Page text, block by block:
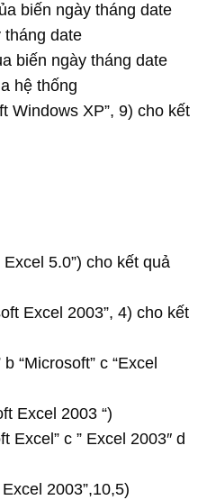
biến ngày tháng date
tháng date
biến ngày tháng date
hệ thống
Windows XP”, 9) cho kết
5.0”) cho kết quả
Excel 2003”, 4) cho kết
“Microsoft” c “Excel
Excel 2003 “)
Excel” c ” Excel 2003″ d
2003”,10,5)